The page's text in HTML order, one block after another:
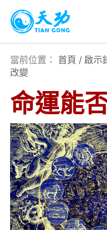
主
當前位置： 首頁 / 啟示
改變
命運能